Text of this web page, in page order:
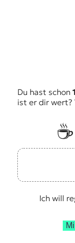
Du hast schon
ist er dir wert?
☕️
Ich will